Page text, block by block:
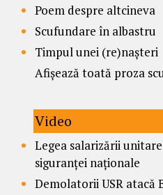
Poem despre altcineva
Scufundare în albastru
Timpul unei (re)nașteri
Afișează toată proza
Video
Legea salarizării
siguranței naționale
Demolatorii USR atacă